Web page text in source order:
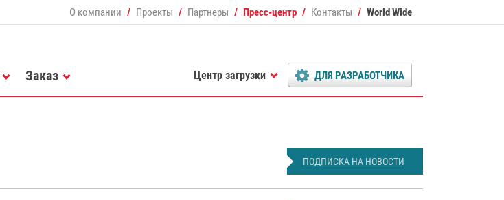
О компании Проекты Партнеры Пресс-центр Контакты World Wide
Заказ Центр загрузки ДЛЯ РАЗРАБОТЧИКА
ПОДПИСКА НА НОВОСТИ